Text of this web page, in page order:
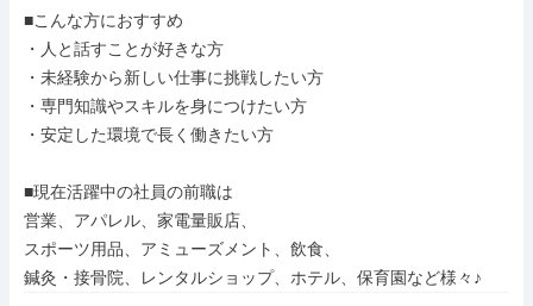
■こんな方におすすめ
・人と話すことが好きな方
・未経験から新しい仕事に挑戦したい方
・専門知識やスキルを身につけたい方
・安定した環境で長く働きたい方
■現在活躍中の社員の前職は
営業、アパレル、家電量販店、
スポーツ用品、アミューズメント、飲食、
鍼灸・接骨院、レンタルショップ、ホテル、保育園など様々♪